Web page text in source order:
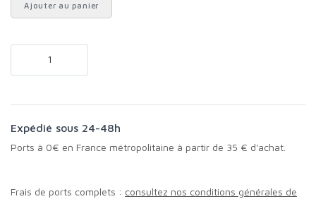
Ajouter au panier
Expédié sous 24-48h
Ports à 0€ en France métropolitaine à partir de 35 € d'achat.
Frais de ports complets : consultez nos conditions générales de